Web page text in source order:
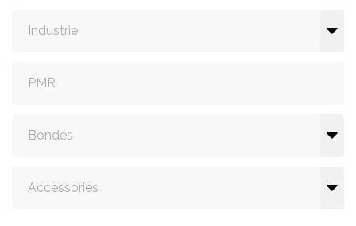
Industrie
PMR
Bondes
Accessories